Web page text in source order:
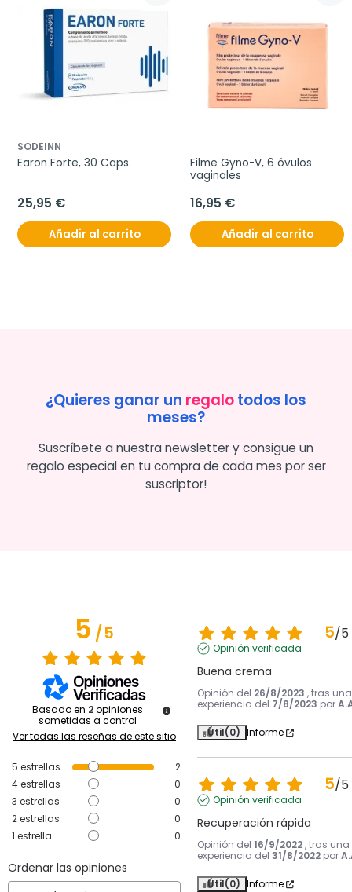
SODEINN
Earon Forte, 30 Caps.
25,95 €
Añadir al carrito
Filme Gyno-V, 6 óvulos
vaginales
16,95 €
Añadir al carrito
¿Quieres ganar un regalotodos los
meses?
Suscríbete a nuestra newsletter y consigue un
regalo especial en tu compra de cada mes por ser
suscriptor!
5/5
Basado en 2 opiniones
sometidas a control
Ver todas las reseñas de este sitio
5 estrellas
2
4estrellas
0
3 estrellas
0
2estrellas
0
1 estrella 0
Ordenar las opiniones
5/5
Opinión verificada
Buena crema
Opinión del 26/8/2023 , tras una
experiencia del 7/8/2023 por
Útil(0) Informe
5/5
Opinión verificada
Recuperación rápida
Opinión del 16/9/2022 , tras una
experiencia del 31/8/2022 por
Útil(0) Informe